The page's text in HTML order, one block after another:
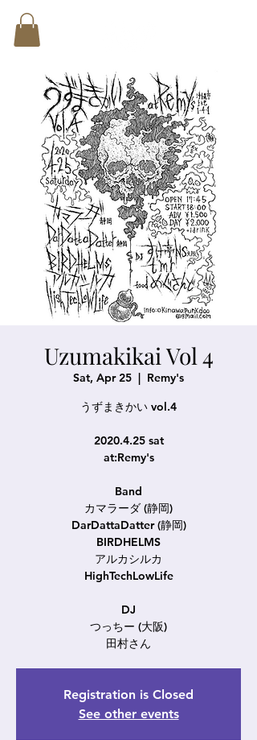
Uzumakikai Vol 4
Sat, Apr 25
  |
Remy's
うずまきかい vol.4
2020.4.25 sat
at:Remy's
Band
カマラーダ (静岡)
DarDattaDatter (静岡)
BIRDHELMS
アルカシルカ
HighTechLowLife
DJ
つっちー (大阪)
田村さん
Registration is Closed
See other events